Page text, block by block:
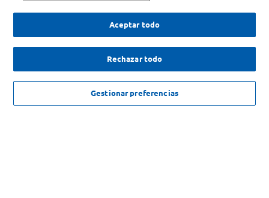
NO DISPONIBLE
Dejanos tu mail para recibir todas las ofertas y promociones antes
Aceptar todo
Rechazar todo
Gestionar preferencias